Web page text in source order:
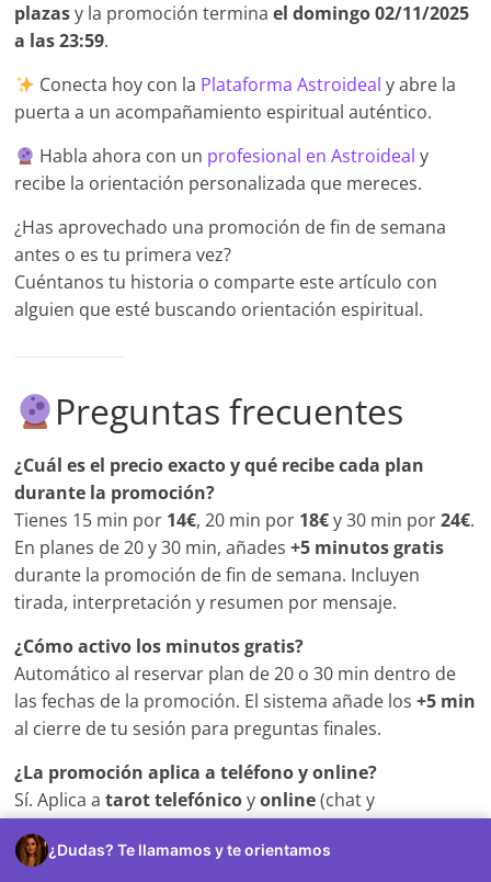
plazasy la promoción terminael domingo 02/11/2025
a las 23:59.
Conecta hoy con la Plataforma Astroideal y abre la
puerta a un acompañamiento espiritual auténtico.
Habla ahora con un profesional en Astroideal y
recibe la orientación personalizada que mereces.
¿Has aprovechado una promoción de fin de semana
antes o es tu primera vez?
Cuéntanos tu historia o comparte este artículo con
alguien que esté buscando orientación espiritual.
Preguntas frecuentes
¿Cuál es el precio exacto y qué recibe cada plan
durante la promoción?
Tienes 15 min por 14€, 20 min por 18€y 30 min por24€.
En planes de 20 y 30 min, añades+5 minutos gratis
durante la promoción de fin de semana. Incluyen
tirada, interpretación y resumen por mensaje.
¿Cómo activo los minutos gratis?
Automático al reservar plan de 20 o 30 min dentro de
las fechas de la promoción. El sistema añade los+5 min
al cierre de tu sesión para preguntas finales.
¿La promoción aplica a teléfono y online?
Sí. Aplica atarot telefónicoyonline(chat y
¿Puedo usar la promoción si ya soy cliente?
¿Dudas? Te llamamos y te orientamos